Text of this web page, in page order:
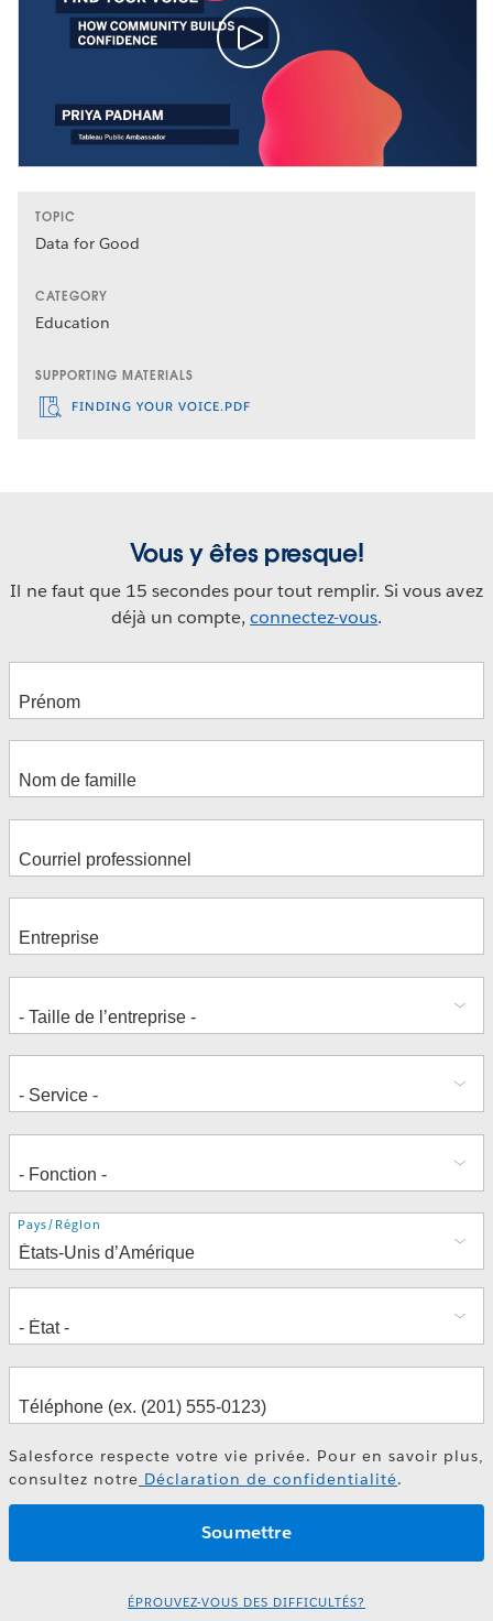
TOPIC
Data for Good
CATEGORY
Education
SUPPORTING MATERIALS
FINDING YOUR VOICE.PDF
Vous y êtes presque!
Il ne faut que 15 secondes pour tout remplir. Si vous avez
déjà un compte, connectez-vous.
Adresse
Pays/Région
Salesforce respecte votre vie privée. Pour en savoir plus,
consultez notre Déclaration de confidentialité.
ÉPROUVEZ-VOUS DES DIFFICULTÉS?